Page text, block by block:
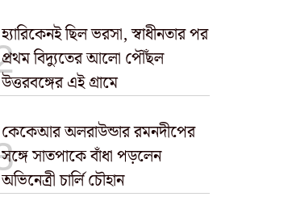
হ্যারিকেনই ছিল ভরসা, স্বাধীনতার পর
প্রথম বিদ্যুতের আলো পৌঁছল
উত্তরবঙ্গের এই গ্রামে
কেকেআর অলরাউন্ডার রমনদীপের
সঙ্গে সাতপাকে বাঁধা পড়লেন
অভিনেত্রী চার্লি চৌহান